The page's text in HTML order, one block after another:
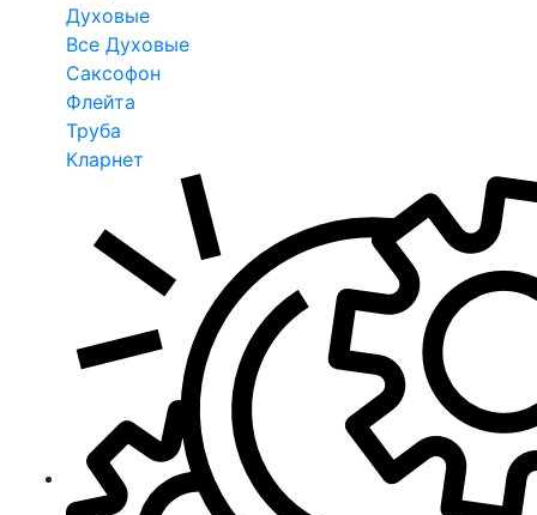
Духовые
Все Духовые
Саксофон
Флейта
Труба
Кларнет